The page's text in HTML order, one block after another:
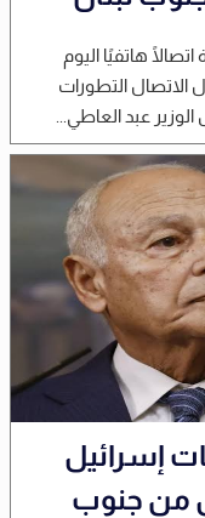
هاتفيًا اليوم
الاتصال التطورات
عبد العاطي...
إسرائيل
من جنوب